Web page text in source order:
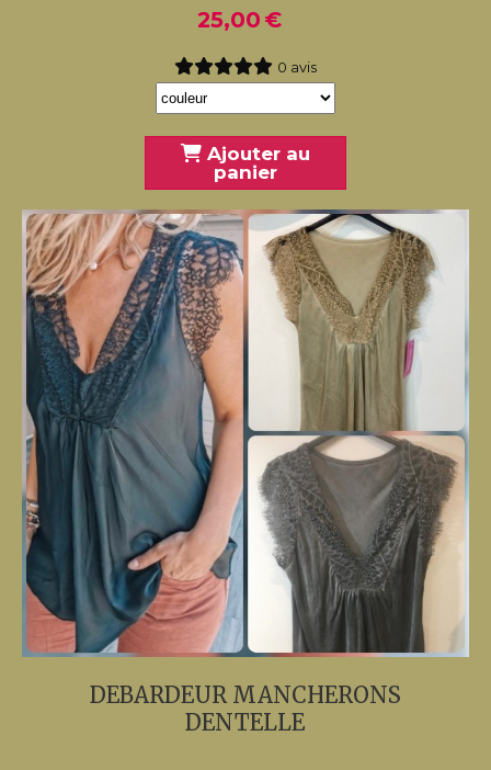
25,00 €
0 avis
Ajouter au
panier
DEBARDEUR MANCHERONS
DENTELLE